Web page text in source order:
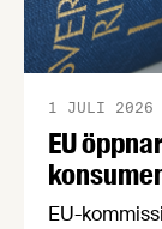
EU
1 JULI 2026
EU-